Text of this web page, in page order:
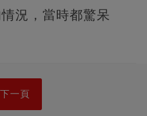
況，當時都驚呆
下一頁